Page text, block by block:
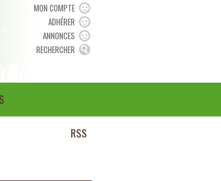
MON COMPTE
ADHÉRER
ANNONCES
RECHERCHER
RSS